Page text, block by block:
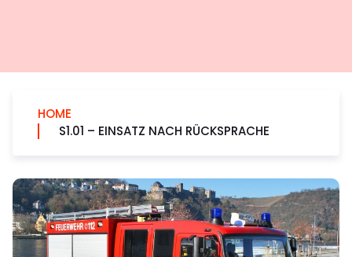
HOME
S1.01 – EINSATZ NACH RÜCKSPRACHE